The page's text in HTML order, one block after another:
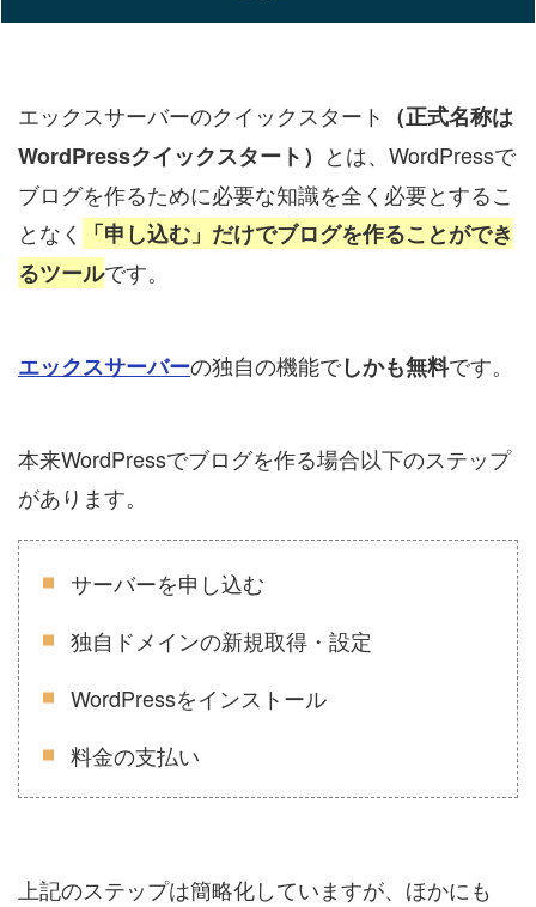
エックスサーバーのクイックスタート （正式名称は
WordPressクイックスタート） とは、WordPressで
ブログを作るために必要な知識を全く必要とするこ
となく
「申し込む」だけでブログを作ることができ
るツールです。
エックスサーバーの独自の機能でしかも無料です。
本来WordPressでブログを作る場合以下のステップ
があります。
サーバーを申し込む
独自ドメインの新規取得・設定
WordPressをインストール
料金の支払い
上記のステップは簡略化していますが、ほかにも